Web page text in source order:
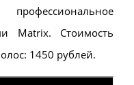
Matrix. Стоимость
1450 рублей.